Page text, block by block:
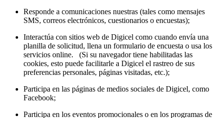
Responde a comunicaciones nuestras (tales como mensajes
SMS, correos electrónicos, cuestionarios o encuestas);
Interactúa con sitios web de Digicel como cuando envía una
planilla de solicitud, llena un formulario de encuesta o usa los
servicios online. (Si su navegador tiene habilitadas las
cookies, esto puede facilitarle a Digicel el rastreo de sus
preferencias personales, páginas visitadas, etc.);
Participa en las páginas de medios sociales de Digicel, como
Facebook;
Participa en los eventos promocionales o en los programas de